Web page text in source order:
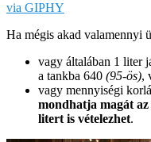
via GIPHY
Ha mégis akad valamennyi
vagy általában 1 liter
a tankba 640 (95-ös),
vagy mennyiségi
mondhatja magát
litert is vételezhet.